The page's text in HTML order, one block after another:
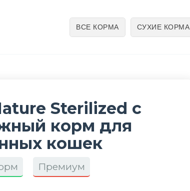
ВСЕ КОРМА СУХИЕ КОРМА
Sterilized с
корм для
кошек
Премиум